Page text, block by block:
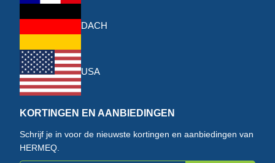
DACH
USA
KORTINGEN EN AANBIEDINGEN
Schrijf je in voor de nieuwste kortingen en aanbiedingen van
HERMEQ.